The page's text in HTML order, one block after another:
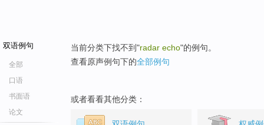
双语例句
全部
口语
书面语
论文
当前分类下找不到"radar echo"的例句。
查看原声例句下的全部例句
或者看看其他分类：